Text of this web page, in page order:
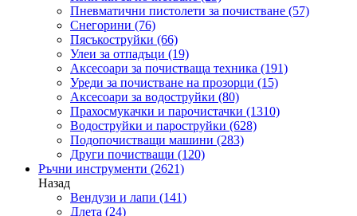
Пневматични пистолети за почистване (57)
Снегорини (76)
Пясъкоструйки (66)
Улеи за отпадъци (19)
Аксесоари за почистваща техника (191)
Уреди за почистване на прозорци (15)
Аксесоари за водоструйки (80)
Прахосмукачки и парочистачки (1310)
Водоструйки и пароструйки (628)
Подопочистващи машини (283)
Други почистващи (120)
Ръчни инструменти (2621)
Назад
Вендузи и лапи (141)
Длета (24)